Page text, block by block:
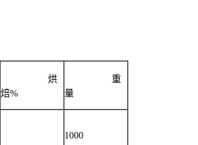
烘
焙%
重
量
1000